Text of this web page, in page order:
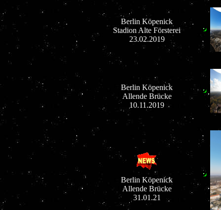
Berlin Köpenick
Stadion Alte Försterei
23.02.2019
Berlin Köpenick
Allende Brücke
10.11.2019
Berlin Köpenick
Allende Brücke
31.01.21